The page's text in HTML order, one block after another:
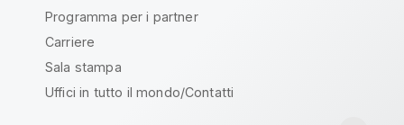
Programma per i partner
Carriere
Sala stampa
Uffici in tutto il mondo/Contatti